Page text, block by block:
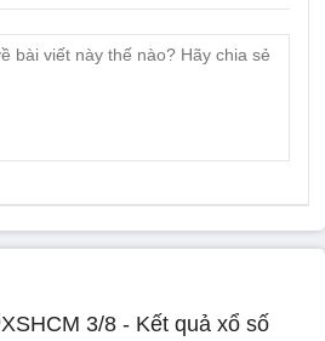
XSHCM 3/8 - Kết quả xổ số